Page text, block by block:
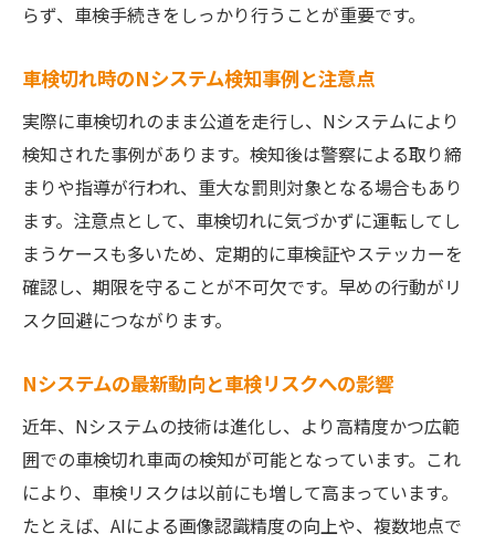
らず、車検手続きをしっかり行うことが重要です。
車検切れ時のNシステム検知事例と注意点
実際に車検切れのまま公道を走行し、Nシステムにより
検知された事例があります。検知後は警察による取り締
まりや指導が行われ、重大な罰則対象となる場合もあり
ます。注意点として、車検切れに気づかずに運転してし
まうケースも多いため、定期的に車検証やステッカーを
確認し、期限を守ることが不可欠です。早めの行動がリ
スク回避につながります。
Nシステムの最新動向と車検リスクへの影響
近年、Nシステムの技術は進化し、より高精度かつ広範
囲での車検切れ車両の検知が可能となっています。これ
により、車検リスクは以前にも増して高まっています。
たとえば、AIによる画像認識精度の向上や、複数地点で